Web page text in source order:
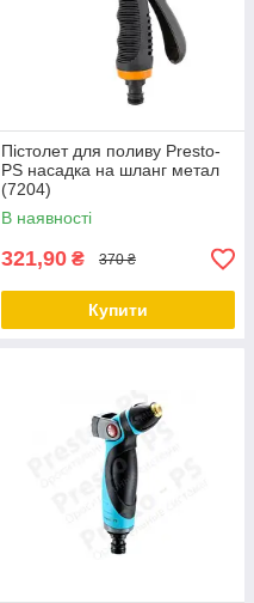
Пістолет для поливу Presto-
PS насадка на шланг метал
(7204)
В наявності
321,90 ₴ 370 ₴
Купити